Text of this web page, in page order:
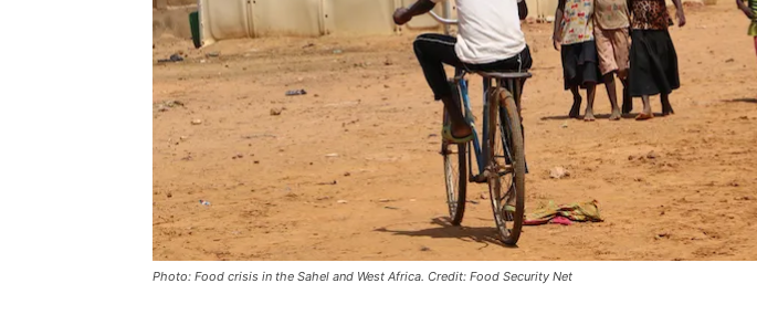
Photo: Food crisis in the Sahel and West Africa. Credit: Food Security Net